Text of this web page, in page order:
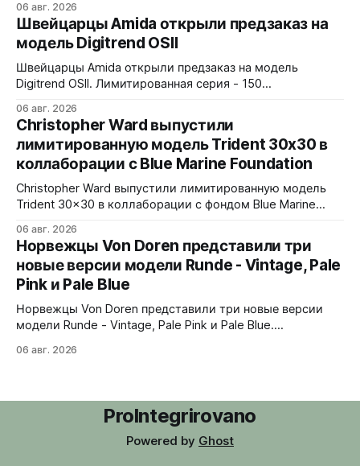
Ceramic, стрелки и индексы Gungrey. 40x12,4x47,75 мм.
Корпус и браслет - сталь 904L, опционально ремешок
X1 FKM Rubber. Сапфировое стекло спереди и сзади с
внутренним AR-покрытием. Безель двунаправленный на
72 клика.
06 авг. 2026
Швейцарцы Amida открыли предзаказ на
модель Digitrend OSII
Швейцарцы Amida открыли предзаказ на модель
Digitrend OSII. Лимитированная серия - 150
Верхняя часть корпуса выполнена из цельного блока
сапфира с призмой, отображающей прыгающие часы и
бегущие минуты вертикально. Подсветка C1 X1 BL
Super-LumiNova на индексах - впервые в истории
Digitrend дисплей светится в темноте.
06 авг. 2026
Christopher Ward выпустили
лимитированную модель Trident 30x30 в
коллаборации с Blue Marine Foundation
Christopher Ward выпустили лимитированную модель
Trident 30x30 в коллаборации с фондом Blue Marine
рисунок на циферблате имитирует морские приливы,
бирюзовый цвет и красная секундная стрелка отсылают
к окраске рыбы-попугая - символу кампании фонда
#FishForTomorrow. На задней крышке выгравирован
логотип 30x30. С продажи каждого экземпляра 30
06 авг. 2026
Норвежцы Von Doren представили три
новые версии модели Runde - Vintage, Pale
Pink и Pale Blue
Норвежцы Von Doren представили три новые версии
модели Runde - Vintage, Pale Pink и Pale Blue.
крышка гравирована как монета из Rundeskatten.
лососевыми оттенками и черным сабдайлом,
вдохновлен часами
06 авг. 2026
ProIntegrirovano
Powered by Ghost